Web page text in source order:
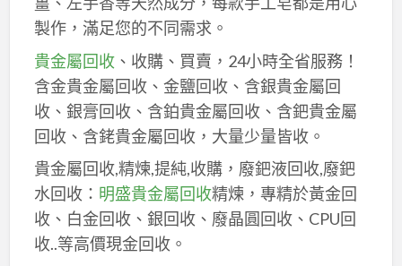
製作，滿足您的不同需求。
貴金屬回收、收購、買賣，24小時全省服務！
含金貴金屬回收、金鹽回收、含銀貴金屬回
收、銀膏回收、含鉑貴金屬回收、含鈀貴金屬
回收、含銠貴金屬回收，大量少量皆收。
貴金屬回收,精煉,提純,收購，廢鈀液回收,廢鈀
水回收： 明盛貴金屬回收精煉，專精於黃金回
收、白金回收、銀回收、廢晶圓回收、CPU回
收..等高價現金回收。